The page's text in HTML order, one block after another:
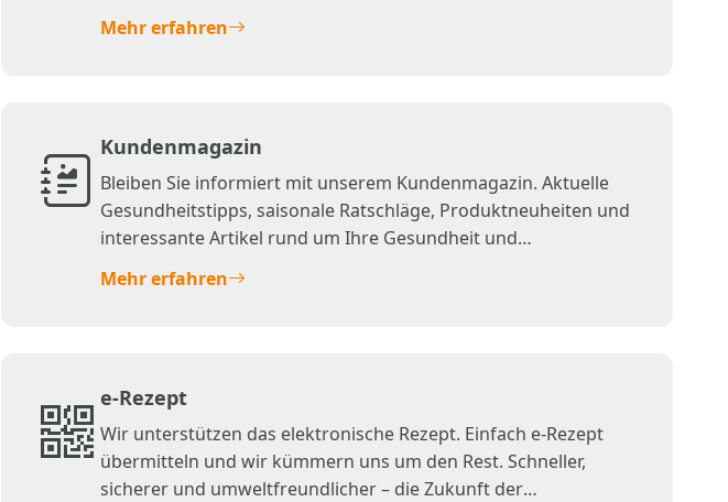
Mehr erfahren
Kundenmagazin
Bleiben Sie informiert mit unserem Kundenmagazin. Aktuelle
Gesundheitstipps, saisonale Ratschläge, Produktneuheiten und
interessante Artikel rund um Ihre Gesundheit und
Mehr erfahren
e-Rezept
Wir unterstützen das elektronische Rezept. Einfach e-Rezept
übermitteln und wir kümmern uns um den Rest. Schneller,
sicherer und umweltfreundlicher – die Zukunft der